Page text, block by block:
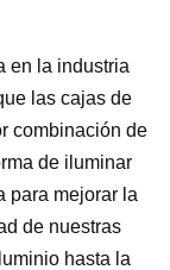
en la industria
las cajas de
combinación de
de iluminar
para mejorar la
de nuestras
hasta la